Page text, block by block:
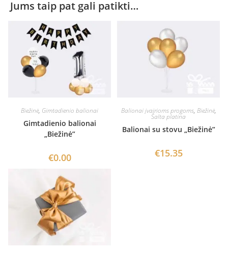
Jums taip pat gali patikti…
Biežinė, Gimtadienio balionai
Gimtadienio balionai
„Biežinė”
€0.00
Balionai įvairioms progoms, Biežinė,
Šalta platina
Balionai su stovu „Biežinė”
€15.35